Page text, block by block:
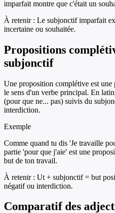
imparfait montre que c'était un
À retenir : Le subjonctif imparfait
incertaine ou souhaitée.
Propositions
subjonctif
Une proposition complétive est une
le sens d'un verbe principal. En
(pour que ne... pas) suivis du
interdiction.
Exemple
Comme quand tu dis 'Je travaille
partie 'pour que j'aie' est une
but de ton travail.
À retenir : Ut + subjonctif = but
négatif ou interdiction.
Comparatif des